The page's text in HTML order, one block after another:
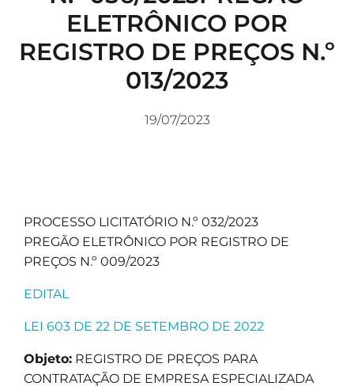
ELETRÔNICO POR
REGISTRO DE PREÇOS N.º
013/2023
19/07/2023
PROCESSO LICITATÓRIO N.º 032/2023
PREGÃO ELETRÔNICO POR REGISTRO DE
PREÇOS N.º 009/2023
EDITAL
LEI 603 DE 22 DE SETEMBRO DE 2022
Objeto: REGISTRO DE PREÇOS PARA
CONTRATAÇÃO DE EMPRESA ESPECIALIZADA